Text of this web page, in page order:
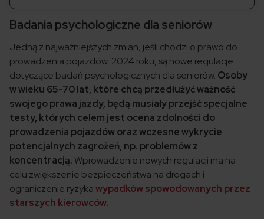
Badania psychologiczne dla seniorów
Jedną z najważniejszych zmian, jeśli chodzi o prawo do
prowadzenia pojazdów 2024 roku, są nowe regulacje
dotyczące badań psychologicznych dla seniorów. Osoby
w wieku 65-70 lat, które chcą przedłużyć ważność
swojego prawa jazdy, będą musiały przejść specjalne
testy, których celem jest ocena zdolności do
prowadzenia pojazdów oraz wczesne wykrycie
potencjalnych zagrożeń, np. problemów z
koncentracją. Wprowadzenie nowych regulacji ma na
celu zwiększenie bezpieczeństwa na drogach i
ograniczenie ryzykawypadków spowodowanych przez
starszych kierowców.